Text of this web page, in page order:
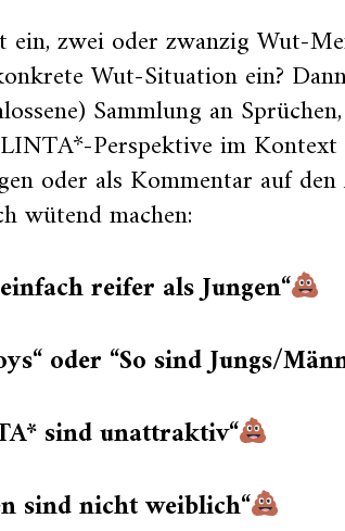
zwei oder zwanzig Wut-
Wut-Situation ein?
Sammlung an
Perspektive im
oder als Kommentar auf
wütend machen:
reifer als Jungen“
oder “So sind Jungs/
sind unattraktiv“
sind nicht weiblich“